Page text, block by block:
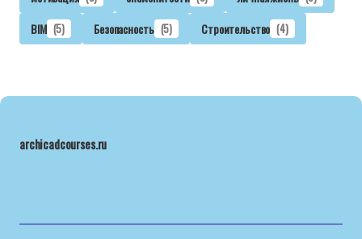
BIM (5) Безопасность (5) Строительство (4)
archicadcourses.ru